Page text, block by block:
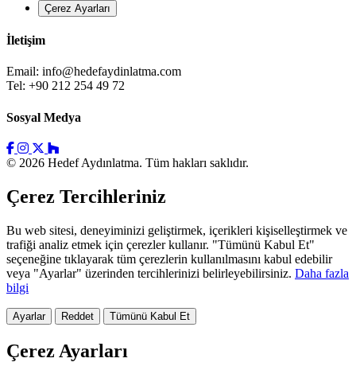
Çerez Ayarları
İletişim
Email: info@hedefaydinlatma.com
Tel: +90 212 254 49 72
Sosyal Medya
© 2026 Hedef Aydınlatma. Tüm hakları saklıdır.
Çerez Tercihleriniz
Bu web sitesi, deneyiminizi geliştirmek, içerikleri kişiselleştirmek ve
trafiği analiz etmek için çerezler kullanır. "Tümünü Kabul Et"
seçeneğine tıklayarak tüm çerezlerin kullanılmasını kabul edebilir
veya "Ayarlar" üzerinden tercihlerinizi belirleyebilirsiniz. Daha fazla
bilgi
Ayarlar Reddet Tümünü Kabul Et
Çerez Ayarları